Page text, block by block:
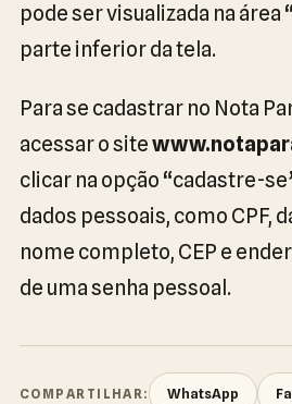
pode ser visualizada na área
parte inferior da tela.
Para se cadastrar no Nota
acessar o site
clicar na opção “cadastre-
dados pessoais, como CPF,
nome completo, CEP e
de uma senha pessoal.
COMPARTILHAR: WhatsApp